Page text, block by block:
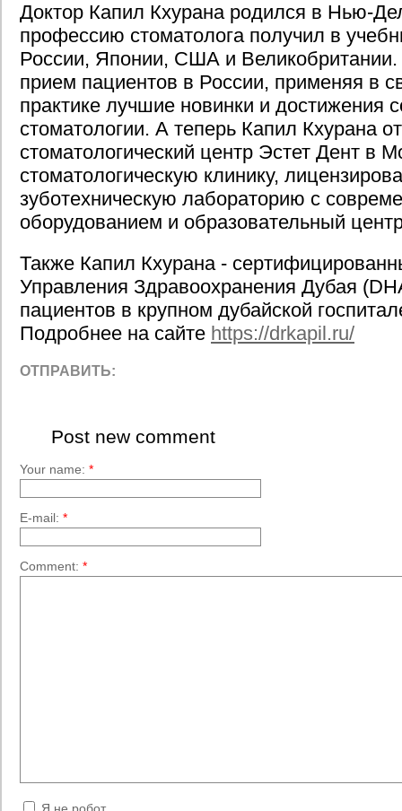
Доктор Капил Кхурана родился в Нью-
профессию стоматолога получил в
России, Японии, США и Великобритании.
прием пациентов в России, применяя в
практике лучшие новинки и достижения
стоматологии. А теперь Капил Кхурана
стоматологический центр Эстет Дент в
стоматологическую клинику,
зуботехническую лабораторию с
оборудованием и образовательный
Также Капил Кхурана -
Управления Здравоохранения Дубая
пациентов в крупном дубайской
Подробнее на сайте https://drkapil.ru/
ОТПРАВИТЬ:
Post new comment
Your name: *
E-mail: *
Comment: *